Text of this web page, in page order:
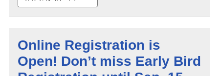
Online Registration is
Open! Don’t miss Early Bird